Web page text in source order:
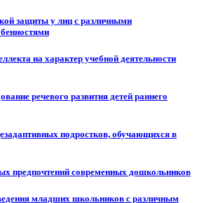
защиты у лиц с различными
на характер учебной деятельности
речевого развития детей раннего
подростков, обучающихся в
предпочтений современных дошкольников
младших школьников с различным